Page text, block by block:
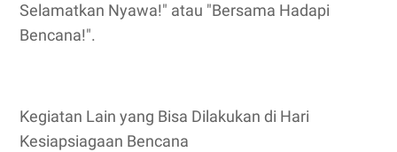
Selamatkan Nyawa!" atau "Bersama Hadapi
Bencana!".
Kegiatan Lain yang Bisa Dilakukan di Hari
Kesiapsiagaan Bencana